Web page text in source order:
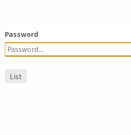
Password
List